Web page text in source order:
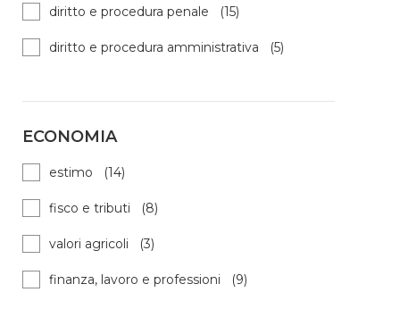
diritto e procedura penale (15)
diritto e procedura amministrativa (5)
ECONOMIA
estimo (14)
fisco e tributi (8)
valori agricoli (3)
finanza, lavoro e professioni (9)